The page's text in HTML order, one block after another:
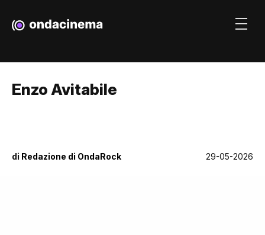
Enzo Avitabile
di Redazione di OndaRock 29-05-2026